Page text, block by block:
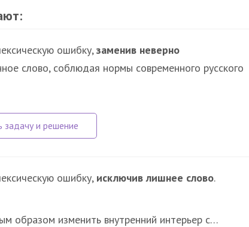
ошибку,заменив неверно
слово, соблюдая нормы современного русского
ошибку, исключив лишнее слово.
образом изменить внутренний интерьер с…